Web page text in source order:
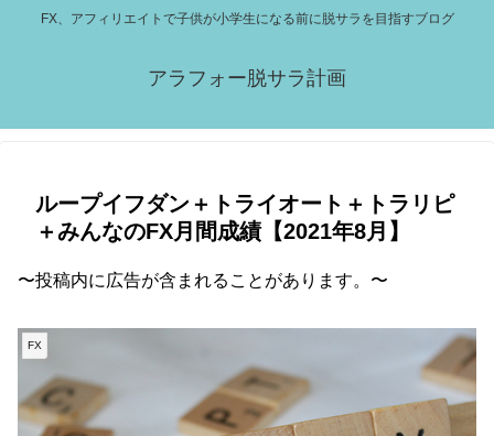
FX、アフィリエイトで子供が小学生になる前に脱サラを目指すブログ
アラフォー脱サラ計画
ループイフダン＋トライオート＋トラリピ
＋みんなのFX月間成績【2021年8月】
〜投稿内に広告が含まれることがあります。〜
FX